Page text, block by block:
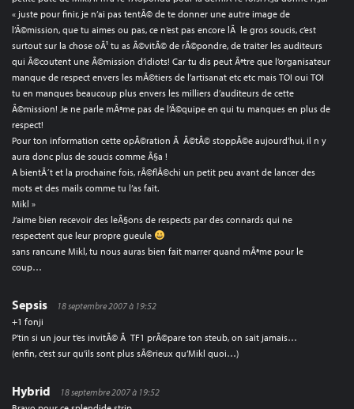
« juste pour finir, je n’ai pas tentÃ© de te donner une autre image de
l’Ã©mission, que tu aimes ou pas, ce n’est pas encore lÃ le gros soucis, c’est
surtout sur la chose oÃ¹ tu as Ã©vitÃ© de rÃ©pondre, de traiter les auditeurs
qui Ã©coutent une Ã©mission d’idiots! Car tu dis peut Ãªtre que l’organisateur
manque de respect envers les mÃ©tiers de l’artisanat etc etc mais TOI oui TOI
tu en manques beaucoup plus envers les milliers d’auditeurs de cette
Ã©mission! Je ne parle mÃªme pas de l’Ã©quipe en qui tu manques en plus de
respect!
Pour ton information cette opÃ©ration Ã Ã©tÃ© stoppÃ©e aujourd’hui, il n y
aura donc plus de soucis comme Ã§a !
A bientÃ´t et la prochaine fois, rÃ©flÃ©chi un petit peu avant de lancer des
mots et des mails comme tu l’as fait.
Mikl »
J’aime bien recevoir des leÃ§ons de respects par des connards qui ne
respectent que leur propre gueule
sans rancune Mikl, tu nous auras bien fait marrer quand mÃªme pour le
coup…
Sepsis
18 septembre 2007 à 19:52
+1 fonji
P’tin si un jour t’es invitÃ© Ã TF1 prÃ©pare ton steub, on sait jamais…
(enfin, c’est sur qu’ils sont plus sÃ©rieux qu’Mikl quoi…)
Hybrid
18 septembre 2007 à 19:52